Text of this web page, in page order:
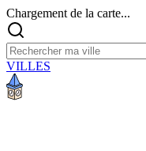
Chargement de la carte...
VILLES